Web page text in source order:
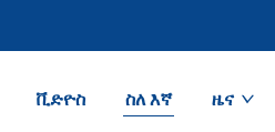
ቪድዮስ ስለ እኛ ዜና